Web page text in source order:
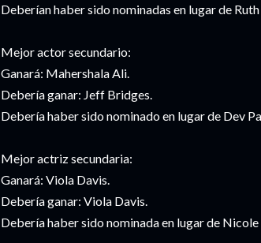
Deberían haber sido nominadas en lugar de
Mejor actor secundario:
Ganará: Mahershala Ali.
Debería ganar: Jeff Bridges.
Debería haber sido nominado en lugar de Dev
Mejor actriz secundaria:
Ganará: Viola Davis.
Debería ganar: Viola Davis.
Debería haber sido nominada en lugar de